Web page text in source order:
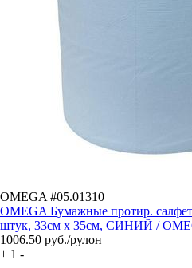
OMEGA #05.01310
OMEGA Бумажные протир.
штук, 33см х 35см, СИНИЙ /
1006.50 руб./рулон
+ 1 -